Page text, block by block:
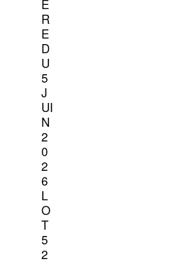
È
R
E
D
U
5
J
UI
N
2
0
2
6
L
O
T
5
2